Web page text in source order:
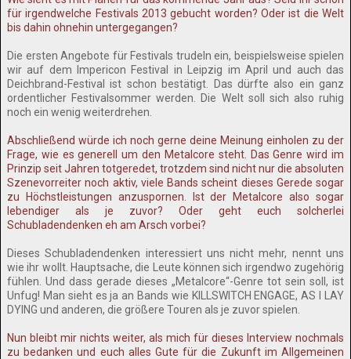
für irgendwelche Festivals 2013 gebucht worden? Oder ist die Welt
bis dahin ohnehin untergegangen?
Die ersten Angebote für Festivals trudeln ein, beispielsweise spielen
wir auf dem Impericon Festival in Leipzig im April und auch das
Deichbrand-Festival ist schon bestätigt. Das dürfte also ein ganz
ordentlicher Festivalsommer werden. Die Welt soll sich also ruhig
noch ein wenig weiterdrehen.
Abschließend würde ich noch gerne deine Meinung einholen zu der
Frage, wie es generell um den Metalcore steht. Das Genre wird im
Prinzip seit Jahren totgeredet, trotzdem sind nicht nur die absoluten
Szenevorreiter noch aktiv, viele Bands scheint dieses Gerede sogar
zu Höchstleistungen anzuspornen. Ist der Metalcore also sogar
lebendiger als je zuvor? Oder geht euch solcherlei
Schubladendenken eh am Arsch vorbei?
Dieses Schubladendenken interessiert uns nicht mehr, nennt uns
wie ihr wollt. Hauptsache, die Leute können sich irgendwo zugehörig
fühlen. Und dass gerade dieses „Metalcore“-Genre tot sein soll, ist
Unfug! Man sieht es ja an Bands wie KILLSWITCH ENGAGE, AS I LAY
DYING und anderen, die größere Touren als je zuvor spielen.
Nun bleibt mir nichts weiter, als mich für dieses Interview nochmals
zu bedanken und euch alles Gute für die Zukunft im Allgemeinen